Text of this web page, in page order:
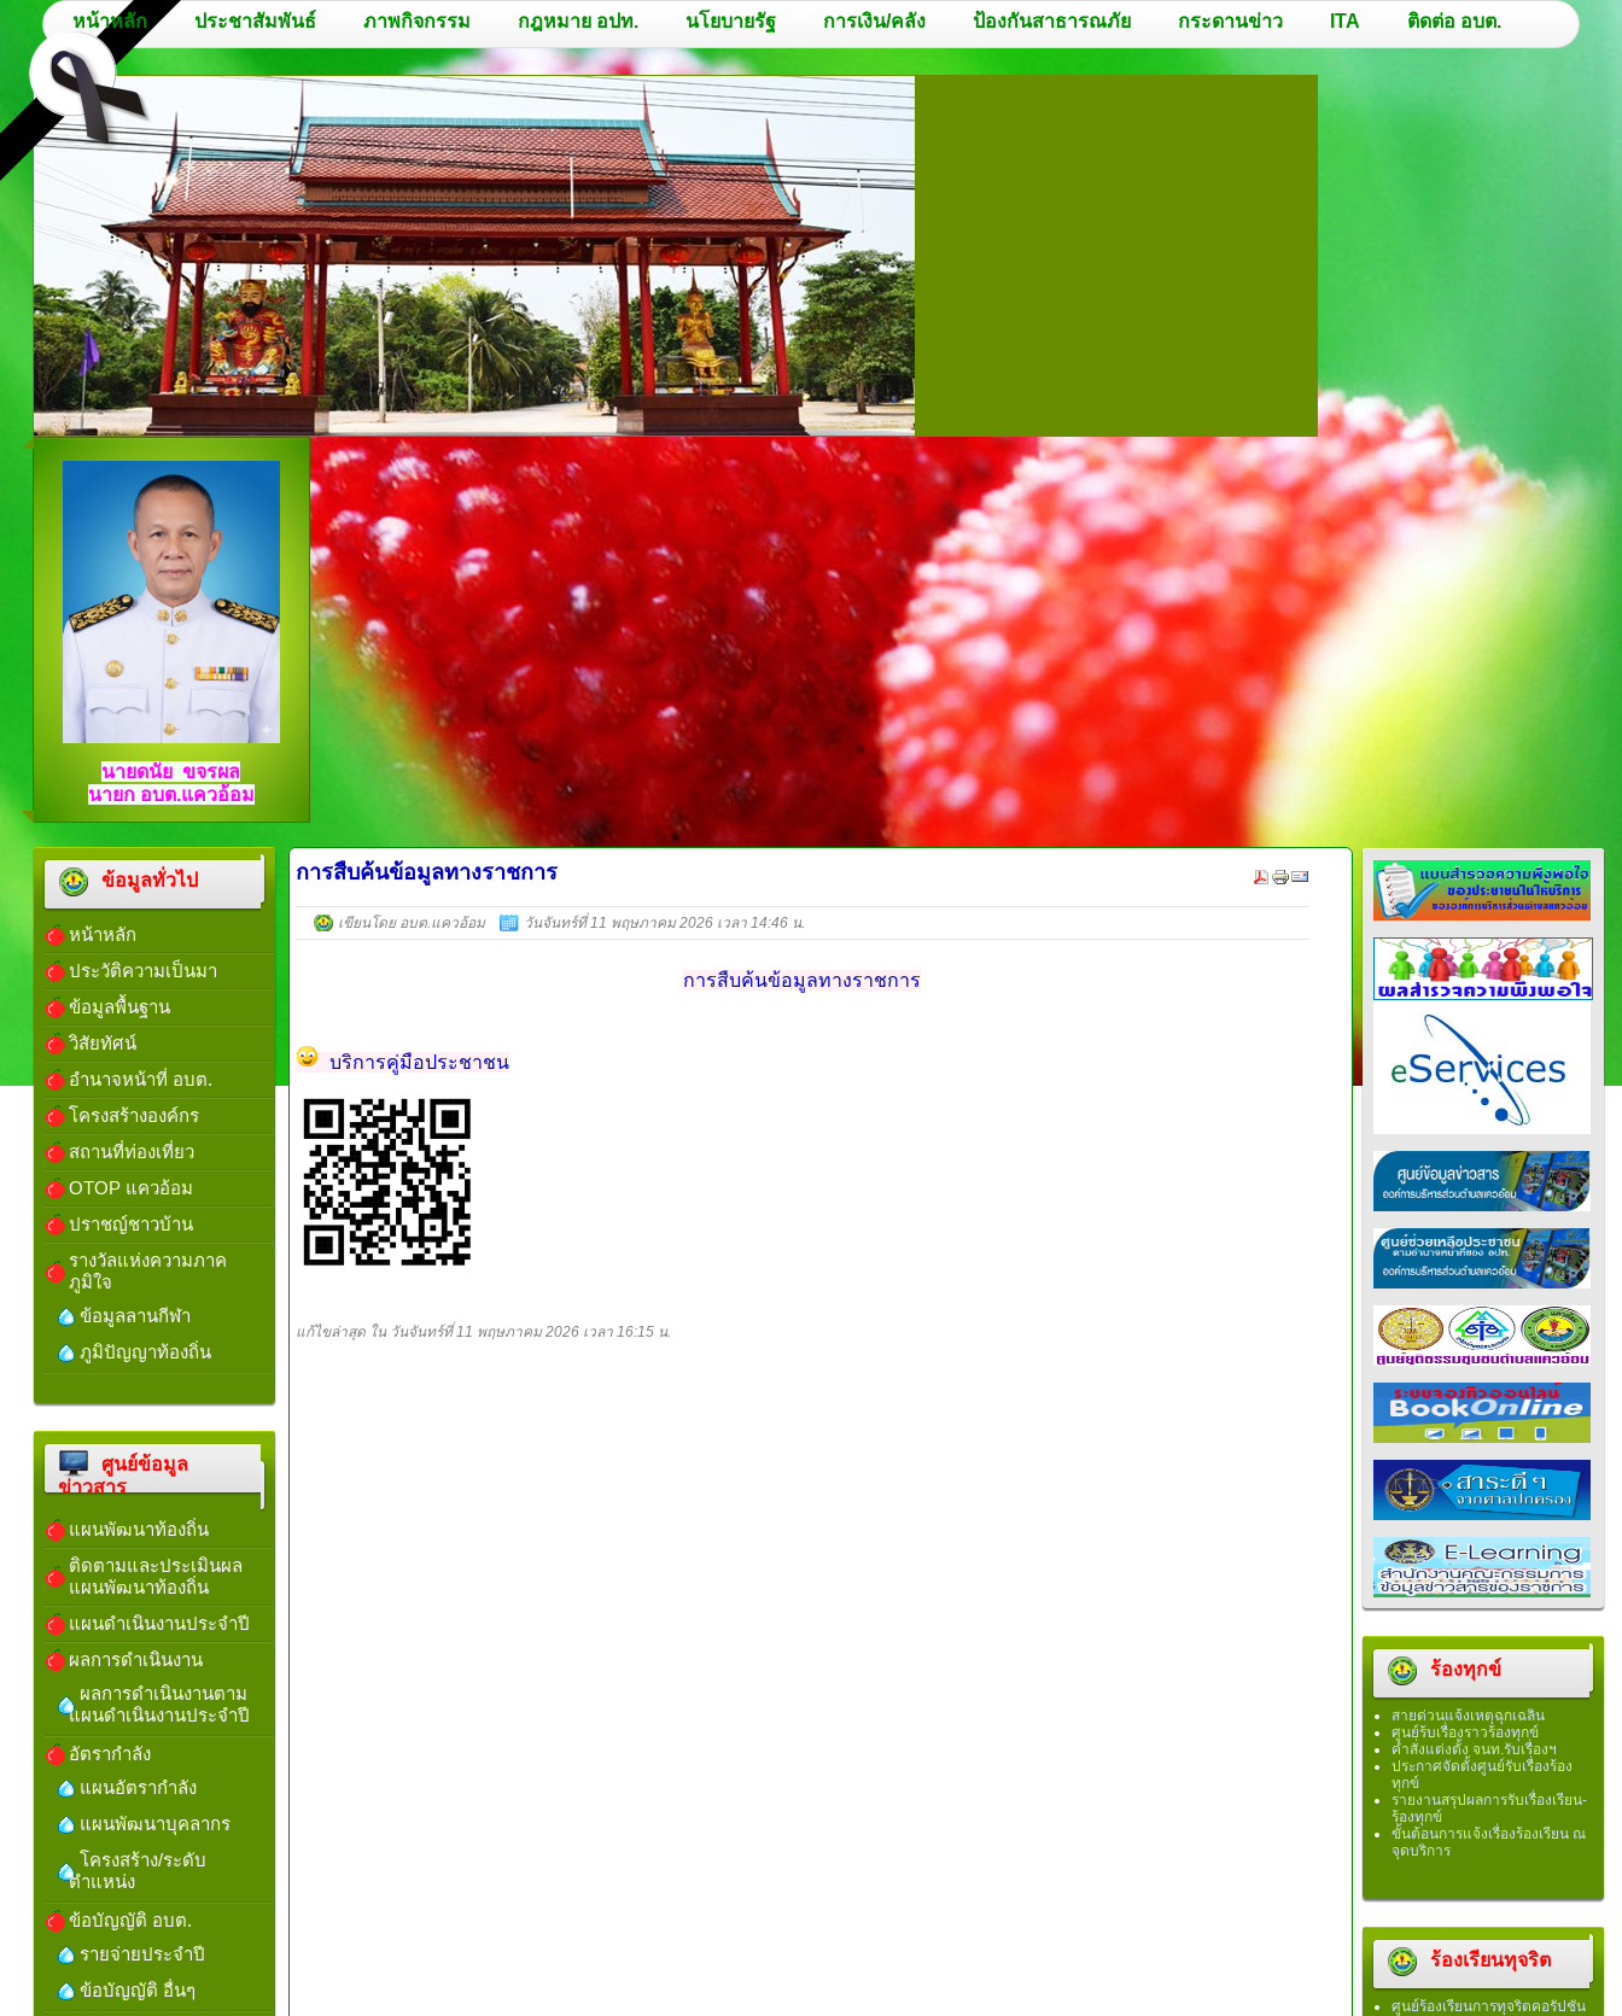
หน้าหลัก ประชาสัมพันธ์ ภาพกิจกรรม กฎหมาย อปท. นโยบายรัฐ การเงิน/คลัง ป้องกันสาธารณภัย กระดานข่าว ITA ติดต่อ อบต.
นายดนัย ขจรผล
นายก อบต.แควอ้อม
ข้อมูลทั่วไป
หน้าหลัก
ประวัติความเป็นมา
ข้อมูลพื้นฐาน
วิสัยทัศน์
อำนาจหน้าที่ อบต.
โครงสร้างองค์กร
สถานที่ท่องเที่ยว
OTOP แควอ้อม
ปราชญ์ชาวบ้าน
รางวัลแห่งความภาค
ภูมิใจ
ข้อมูลลานกีฬา
ภูมิปัญญาท้องถิ่น
ศูนย์ข้อมูล
ข่าวสาร
แผนพัฒนาท้องถิ่น
ติดตามและประเมินผล
แผนพัฒนาท้องถิ่น
แผนดำเนินงานประจำปี
ผลการดำเนินงาน
ผลการดำเนินงานตาม
แผนดำเนินงานประจำปี
อัตรากำลัง
แผนอัตรากำลัง
แผนพัฒนาบุคลากร
โครงสร้าง/ระดับ
ตำแหน่ง
ข้อบัญญัติ อบต.
รายจ่ายประจำปี
ข้อบัญญัติ อื่นๆ
การสืบค้นข้อมูลทางราชการ
เขียนโดย อบต.แควอ้อม วันจันทร์ที่ 11 พฤษภาคม 2026 เวลา 14:46 น.
การสืบค้นข้อมูลทางราชการ
บริการคู่มือประชาชน
แก้ไขล่าสุด ใน วันจันทร์ที่ 11 พฤษภาคม 2026 เวลา 16:15 น.
ร้องทุกข์
สายด่วนแจ้งเหตุฉุกเฉลิน
ศูนย์ร้บเรื่องราวร้องทุกข์
คำสั่งแต่งตั้ง จนท.รับเรื่องฯ
ประกาศจัดตั้งศูนย์รับเรื่องร้อง
ทุกข์
รายงานสรุปผลการรับเรื่องเรียน-
ร้องทุกข์
ขั้นต้อนการแจ้งเรื่องร้องเรียน ณ
จุดบริการ
ร้องเรียนทุจริต
ศูนย์ร้องเรียนการทุจริตคอรัปชัน